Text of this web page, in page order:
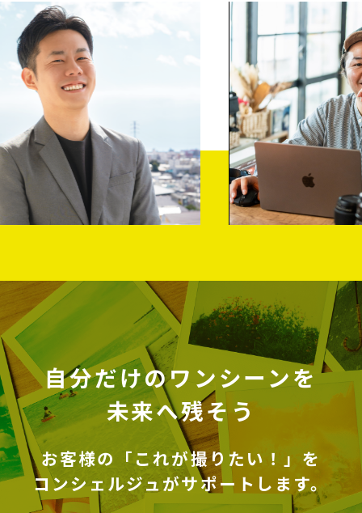
自分だけのワンシーンを
未来へ残そう
お客様の「これが撮りたい！」を
コンシェルジュがサポートします。